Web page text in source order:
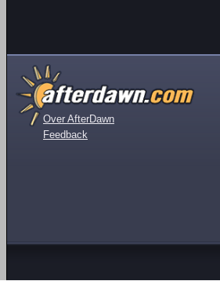
Over AfterDawn
Feedback